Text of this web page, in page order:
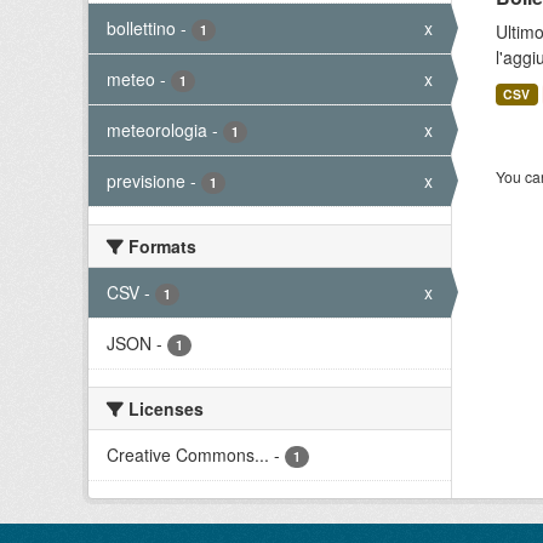
bollettino - 1 x
meteo - 1 x
meteorologia - 1 x
previsione - 1 x
Formats
CSV - 1 x
JSON - 1
Licenses
Creative Commons... - 1
CSV
You